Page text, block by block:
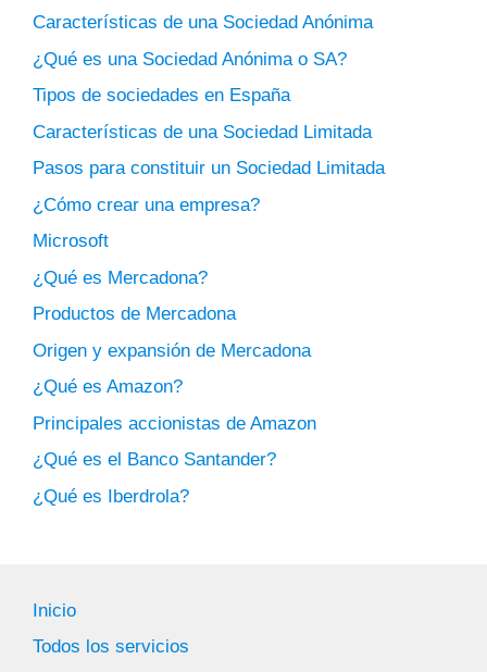
Características de una Sociedad Anónima
¿Qué es una Sociedad Anónima o SA?
Tipos de sociedades en España
Características de una Sociedad Limitada
Pasos para constituir un Sociedad Limitada
¿Cómo crear una empresa?
Microsoft
¿Qué es Mercadona?
Productos de Mercadona
Origen y expansión de Mercadona
¿Qué es Amazon?
Principales accionistas de Amazon
¿Qué es el Banco Santander?
¿Qué es Iberdrola?
Inicio
Todos los servicios